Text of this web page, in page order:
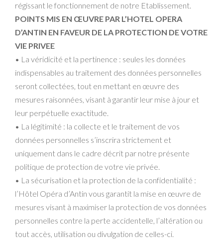
régissant le fonctionnement de notre Etablissement.
POINTS MIS EN ŒUVRE PAR L’HOTEL OPERA
D’ANTIN EN FAVEUR DE LA PROTECTION DE VOTRE
VIE PRIVEE
• La véridicité et la pertinence : seules les données
indispensables au traitement des données personnelles
seront collectées, tout en mettant en œuvre des
mesures raisonnées, visant à garantir leur mise à jour et
leur perpétuelle exactitude.
• La légitimité : la collecte et le traitement de vos
données personnelles s’inscrira strictement et
uniquement dans le cadre décrit par notre présente
politique de protection de votre vie privée.
• La sécurisation et la protection de la confidentialité :
l’Hôtel Opéra d’Antin vous garantit la mise en œuvre de
mesures visant à maximiser la protection de vos données
personnelles contre la perte accidentelle, l’altération ou
tout accès, utilisation ou divulgation de celles-ci.